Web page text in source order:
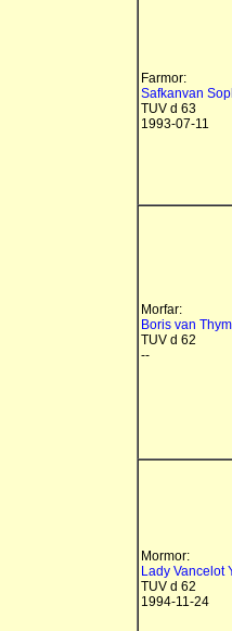
Farmor:
Safkanvan
TUV d 63
1993-07-11
Morfar:
Boris van
TUV d 62
--
Mormor:
Lady Vancelot
TUV d 62
1994-11-24